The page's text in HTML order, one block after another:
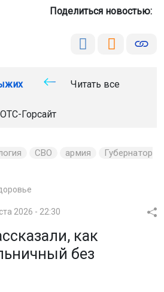
Поделиться новостью:
Читать все
ОТС-Горсайт
СВО армия
Губернатор
2026 - 22:30
как
без